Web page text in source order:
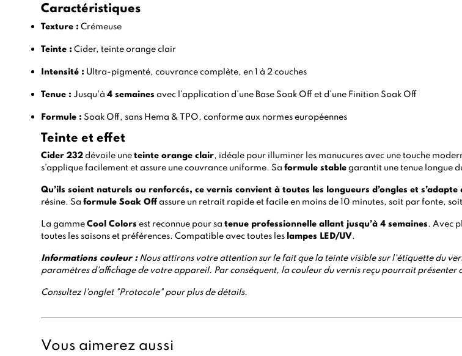
Caractéristiques
Texture : Crémeuse
Teinte : Cider, teinte orange clair
Intensité : Ultra-pigmenté, couvrance complète, en 1 à 2 couches
Tenue : Jusqu'à4 semaines avec l’application d’une Base Soak Off et d’une Finition Soak Off
Formule : Soak Off, sans Hema & TPO, conforme aux normes européennes
Teinte et effet
Cider 232 dévoile uneteinte orange clair, idéale pour illuminer les manucures avec une touche
s’applique facilement et assure une couvrance uniforme. Saformule stable garantit une tenue longue
Qu’ils soient naturels ou renforcés, ce vernis convient à toutes les longueurs d’ongles et
résine. Saformule Soak Off assure un retrait rapide et facile en moins de 10 minutes, soit parfonte,
La gammeCool Colors est reconnue pour satenue professionnelle allant jusqu’à 4 semaines. Avec
toutes les saisons et préférences. Compatible avec toutes les lampes LED/UV.
Informationscouleur :Nous attirons votre attention sur le fait que la teinte visible sur l'étiquette du
paramètres d'affichage de votre appareil. Par conséquent, la couleur du vernis reçu pourrait présenter
Consultez l'onglet "Protocole" pour plus de détails.
Vous aimerez aussi